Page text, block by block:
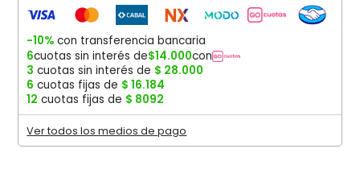
-10% con transferencia bancaria
6cuotas sin interés de$14.000con
3 cuotas sin interés de $ 28.000
6 cuotas fijas de $ 16.184
12 cuotas fijas de $ 8092
Ver todos los medios de pago